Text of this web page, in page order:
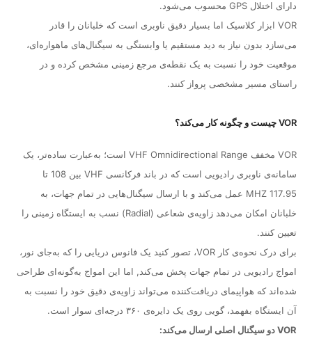
دارای اختلال GPS محسوب می‌شود.
VOR ابزار کلاسیک اما بسیار دقیق ناوبری است که خلبانان را قادر
می‌سازد بدون نیاز به دید مستقیم یا وابستگی به سیگنال‌های ماهواره‌ای،
موقعیت خود را نسبت به یک نقطه‌ی مرجع زمینی مشخص کرده و در
راستای مسیر مشخصی پرواز کنند.
VOR چیست و چگونه کار می‌کند؟
VOR مخفف VHF Omnidirectional Range است؛ به‌عبارت ساده‌تر، یک
سامانه‌ی ناوبری رادیویی است که در باند فرکانسی VHF بین 108 تا
117.95 MHZ عمل می‌کند و با ارسال سیگنال‌هایی در تمام جهات، به
خلبانان امکان می‌دهد زاویه‌ی شعاعی (Radial) نسب به ایستگاه زمینی را
تعیین کنند.
برای درک نحوه‌ی کار VOR، تصور کنید یک فانوس دریایی را که به‌جای نور،
امواج رادیویی در تمام جهات پخش می‌کند, اما این امواج به‌گونه‌ای طراحی
شده‌اند که هواپیمای دریافت‌کننده می‌تواند زاویه‌ی دقیق خود را نسبت به
آن ایستگاه بفهمد، گویی روی یک دایره‌ی ۳۶۰ درجه‌ای سوار است.
VOR دو سیگنال اصلی ارسال می‌کند: